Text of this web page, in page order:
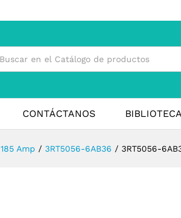
CONTÁCTANOS BIBLIOTECA
185 Amp / 3RT5056-6AB36 / 3RT5056-